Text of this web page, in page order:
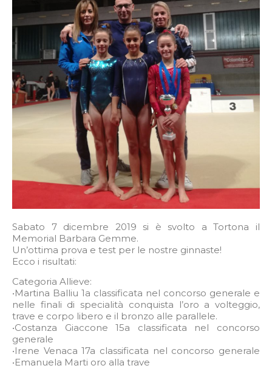
Sabato 7 dicembre 2019 si è svolto a Tortona il
Memorial Barbara Gemme.
Un’ottima prova e test per le nostre ginnaste!
Ecco i risultati:
Categoria Allieve:
•Martina Balliu 1a classificata nel concorso generale e
nelle finali di specialità conquista l’oro a volteggio,
trave e corpo libero e il bronzo alle parallele.
•Costanza Giaccone 15a classificata nel concorso
generale
•Irene Venaca 17a classificata nel concorso generale
•Emanuela Marti oro alla trave